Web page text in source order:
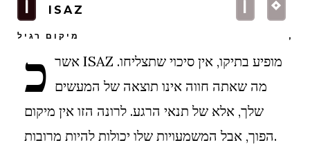
ISAZ
מיקום רגיל
N
,
כ אשר ISAZ מופיע בתיקו, אין סיכוי שתצליחו.
מה שאתה חווה אינו תוצאה של המעשים
שלך, אלא של תנאי הרגע. לרונה הזו אין מיקום
הפוך, אבל המשמעויות שלו יכולות להיות מרובות.